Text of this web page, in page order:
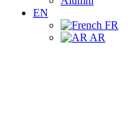
EN
FR
AR